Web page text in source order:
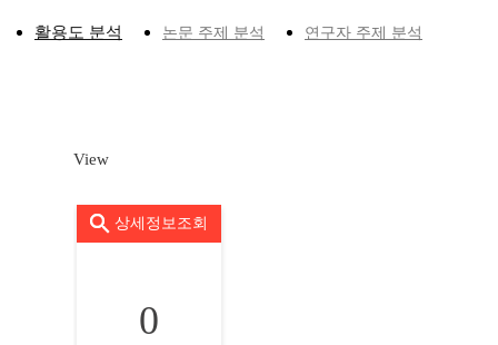
활용도 분석 논문 주제 분석 연구자 주제 분석
View
상세정보조회
0